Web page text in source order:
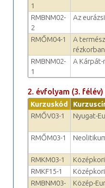
1
RMBNM02-
2
Az
RMŐM04-1
A
rézkorban
RMBNM02-
1
A Kárpát-
2. évfolyam (3. félév)
Kurzuskód
RMŐV03-1
Nyugat-
RMŐM03-1
RMKM03-1
RMKF15-1
RMBNM03-
Közép-